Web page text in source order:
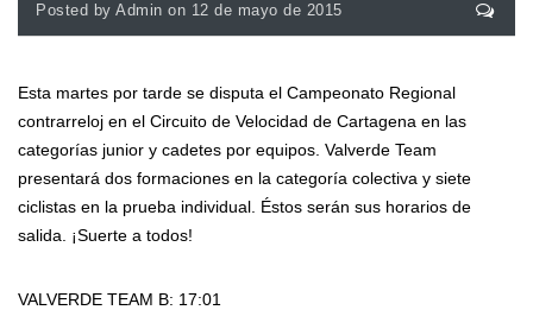
Posted by Admin on 12 de mayo de 2015
Esta martes por tarde se disputa el Campeonato Regional
contrarreloj en el Circuito de Velocidad de Cartagena en las
categorías junior y cadetes por equipos. Valverde Team
presentará dos formaciones en la categoría colectiva y siete
ciclistas en la prueba individual. Éstos serán sus horarios de
salida. ¡Suerte a todos!
VALVERDE TEAM B: 17:01